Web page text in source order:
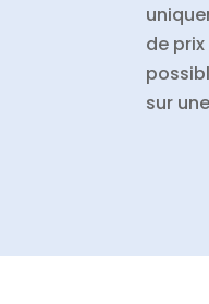
de
sur